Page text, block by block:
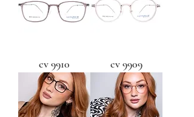
cv 9910 cv 9909